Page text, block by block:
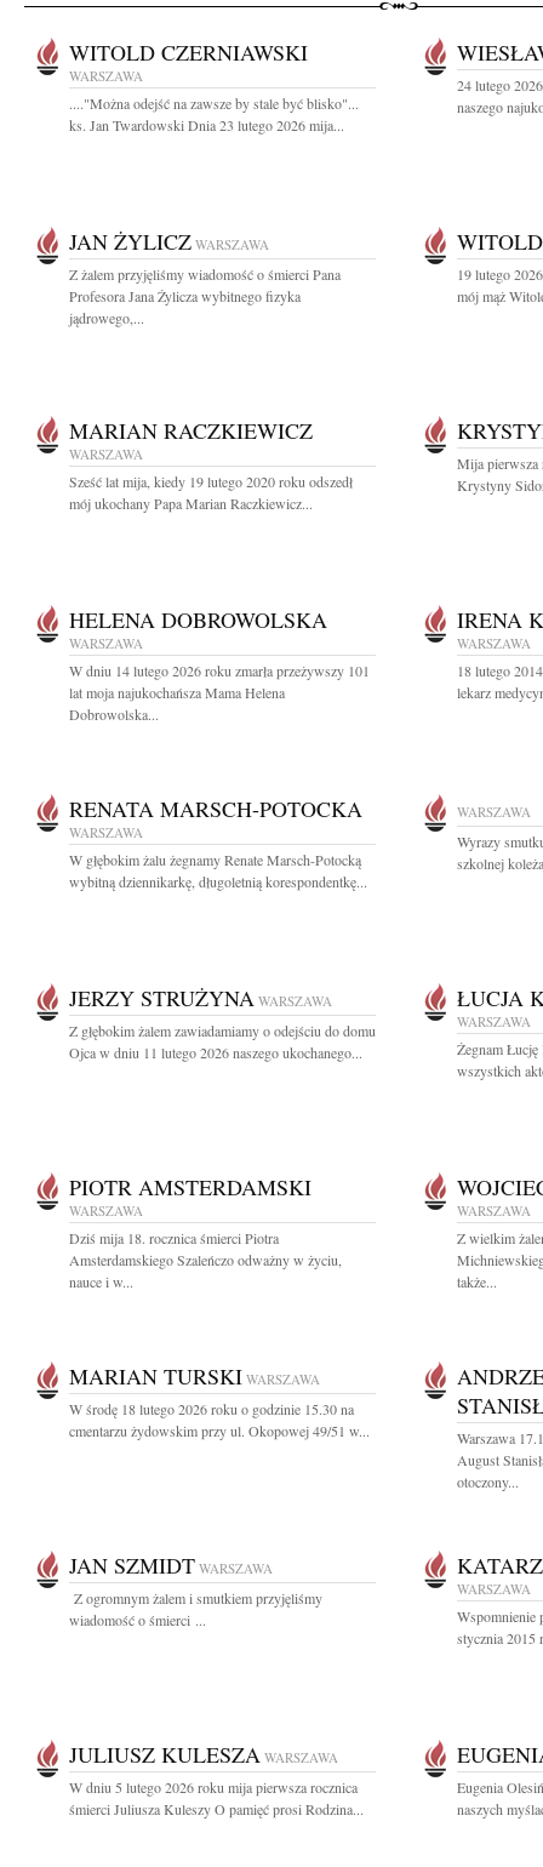
WITOLD CZERNIAWSKI
WARSZAWA
...."Można odejść na zawsze by stale być blisko"...
ks. Jan Twardowski Dnia 23 lutego 2026 mija...
24 lutego
naszego
JAN ŻYLICZ WARSZAWA
Z żalem przyjęliśmy wiadomość o śmierci Pana
Profesora Jana Żylicza wybitnego fizyka
jądrowego,...
19 lutego
mój mąż
MARIAN RACZKIEWICZ
WARSZAWA
Sześć lat mija, kiedy 19 lutego 2020 roku odszedł
mój ukochany Papa Marian Raczkiewicz...
Mija pierwsza
Krystyny
HELENA DOBROWOLSKA
WARSZAWA
W dniu 14 lutego 2026 roku zmarła przeżywszy 101
lat moja najukochańsza Mama Helena
Dobrowolska...
IRENA
WARSZAWA
18 lutego
lekarz
RENATA MARSCH-POTOCKA
WARSZAWA
W głębokim żalu żegnamy Renate Marsch-Potocką
wybitną dziennikarkę, długoletnią korespondentkę...
WARSZAWA
Wyrazy
szkolnej
JERZY STRUŻYNA WARSZAWA
Z głębokim żalem zawiadamiamy o odejściu do domu
Ojca w dniu 11 lutego 2026 naszego ukochanego...
ŁUCJA
WARSZAWA
Żegnam
wszystkich
PIOTR AMSTERDAMSKI
WARSZAWA
Dziś mija 18. rocznica śmierci Piotra
Amsterdamskiego Szaleńczo odważny w życiu,
nauce i w...
WARSZAWA
Z wielkim
także...
MARIAN TURSKI WARSZAWA
W środę 18 lutego 2026 roku o godzinie 15.30 na
cmentarzu żydowskim przy ul. Okopowej 49/51 w...
Warszawa
August
otoczony...
JAN SZMIDT WARSZAWA
Z ogromnym żalem i smutkiem przyjęliśmy
wiadomość o śmierci ...
WARSZAWA
Wspomnienie
stycznia 2015
JULIUSZ KULESZA WARSZAWA
W dniu 5 lutego 2026 roku mija pierwsza rocznica
śmierci Juliusza Kuleszy O pamięć prosi Rodzina...
Eugenia
naszych